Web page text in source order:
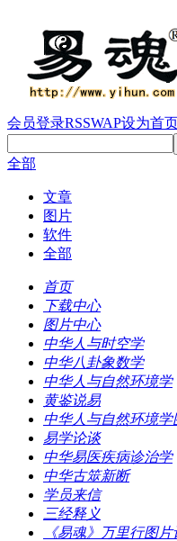
会员登录RSSWAP设为首
全部
文章
图片
软件
全部
首页
下载中心
图片中心
中华人与时空学
中华八卦象数学
中华人与自然环境学
黄鉴说易
中华人与自然环境学
易学论谈
中华易医疾病诊治学
中华古筮新断
学员来信
三经释义
《易魂》万里行图片